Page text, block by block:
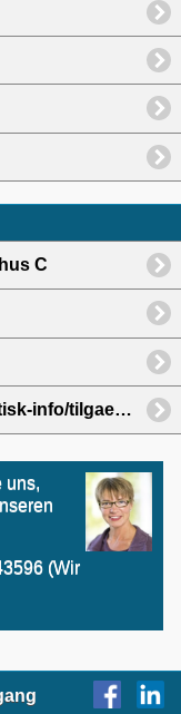
C
https://www.musikhuset.dk/praktisk-info/tilgaengelighed
uns,
(Wir